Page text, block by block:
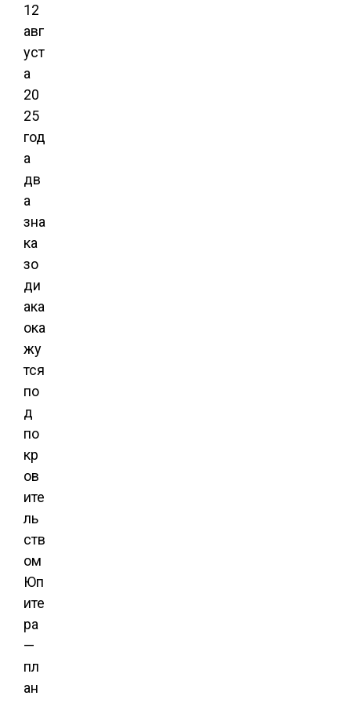
12
авг
уст
а
20
25
год
а
дв
а
зна
ка
зо
ди
ака
ока
жу
тся
по
д
по
кр
ов
ите
ль
ств
ом
Юп
ите
ра
—
пл
ан